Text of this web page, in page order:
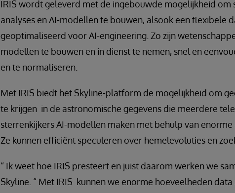
IRIS wordt geleverd met de ingebouwde mogelijkheid
analyses en AI-modellen te bouwen, alsook een flexibele
geoptimaliseerd voor AI-engineering. Zo zijn
modellen te bouwen en in dienst te nemen, snel en
en te normaliseren.
Met IRIS biedt het Skyline-platform de mogelijkheid om
te krijgen in de astronomische gegevens die meerdere
sterrenkijkers AI-modellen maken met behulp van
Ze kunnen efficiënt speculeren over hemelevoluties en
“ Ik weet hoe IRIS presteert en juist daarom werken we
Skyline. “ Met IRIS kunnen we enorme hoeveelheden